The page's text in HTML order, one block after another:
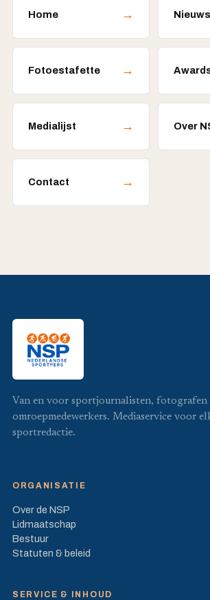
Home →
Fotoestafette →
Medialijst → Over
Contact →
Van en voor sportjournalisten, fotografen
omroepmedewerkers. Mediaservice voor
sportredactie.
ORGANISATIE
Over de NSP
Lidmaatschap
Bestuur
Statuten & beleid
SERVICE & INHOUD